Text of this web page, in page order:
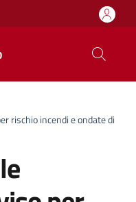
rischio incendi e ondate di